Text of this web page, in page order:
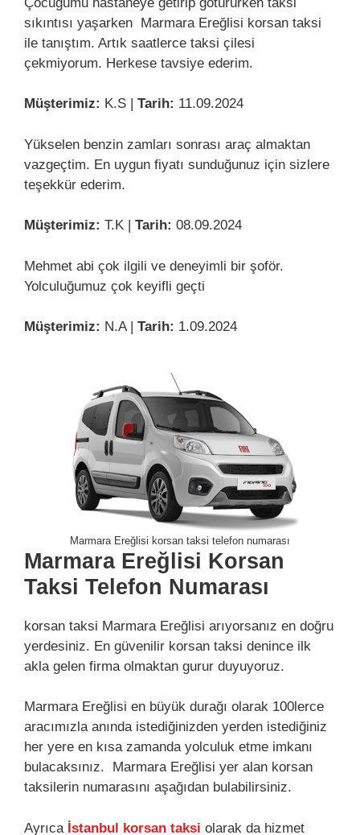
sıkıntısı yaşarken Marmara Ereğlisi korsan taksi
ile tanıştım. Artık saatlerce taksi çilesi
çekmiyorum. Herkese tavsiye ederim.
Müşterimiz: K.S | Tarih: 11.09.2024
Yükselen benzin zamları sonrası araç almaktan
vazgeçtim. En uygun fiyatı sunduğunuz için sizlere
teşekkür ederim.
Müşterimiz: T.K | Tarih: 08.09.2024
Mehmet abi çok ilgili ve deneyimli bir şoför.
Yolculuğumuz çok keyifli geçti
Müşterimiz: N.A | Tarih: 1.09.2024
Marmara Ereğlisi korsan taksi telefon numarası
Marmara Ereğlisi Korsan
Taksi Telefon Numarası
korsan taksi Marmara Ereğlisi arıyorsanız en doğru
yerdesiniz. En güvenilir korsan taksi denince ilk
akla gelen firma olmaktan gurur duyuyoruz.
Marmara Ereğlisi en büyük durağı olarak 100lerce
aracımızla anında istediğinizden yerden istediğiniz
her yere en kısa zamanda yolculuk etme imkanı
bulacaksınız. Marmara Ereğlisi yer alan korsan
taksilerin numarasını aşağıdan bulabilirsiniz.
Ayrıca İstanbul korsan taksi olarak da hizmet